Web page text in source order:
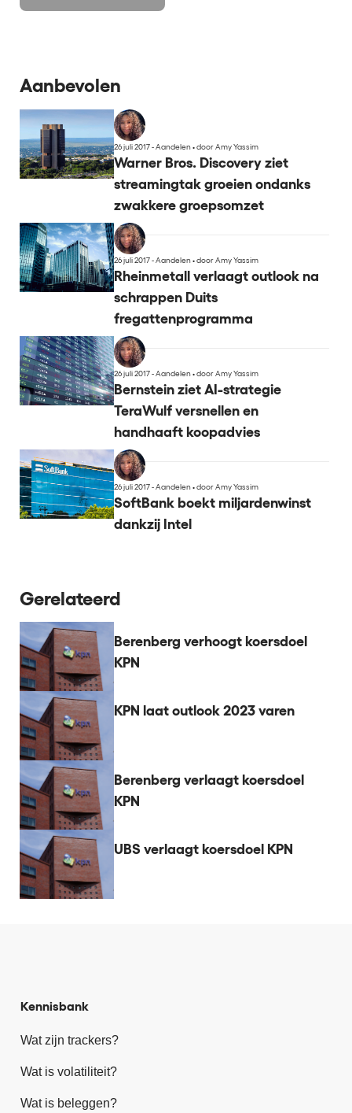
Aanbevolen
26 juli 2017 - Aandelen•door Amy Yassim
Warner Bros. Discovery ziet
streamingtak groeien ondanks
zwakkere groepsomzet
26 juli 2017 - Aandelen•door Amy Yassim
Rheinmetall verlaagt outlook na
schrappen Duits
fregattenprogramma
26 juli 2017 - Aandelen•door Amy Yassim
Bernstein ziet AI-strategie
TeraWulf versnellen en
handhaaft koopadvies
26 juli 2017 - Aandelen•door Amy Yassim
SoftBank boekt miljardenwinst
dankzij Intel
Gerelateerd
Berenberg verhoogt koersdoel
KPN
KPN laat outlook 2023 varen
Berenberg verlaagt koersdoel
KPN
UBS verlaagt koersdoel KPN
Kennisbank
Wat zijn trackers?
Wat is volatiliteit?
Wat is beleggen?